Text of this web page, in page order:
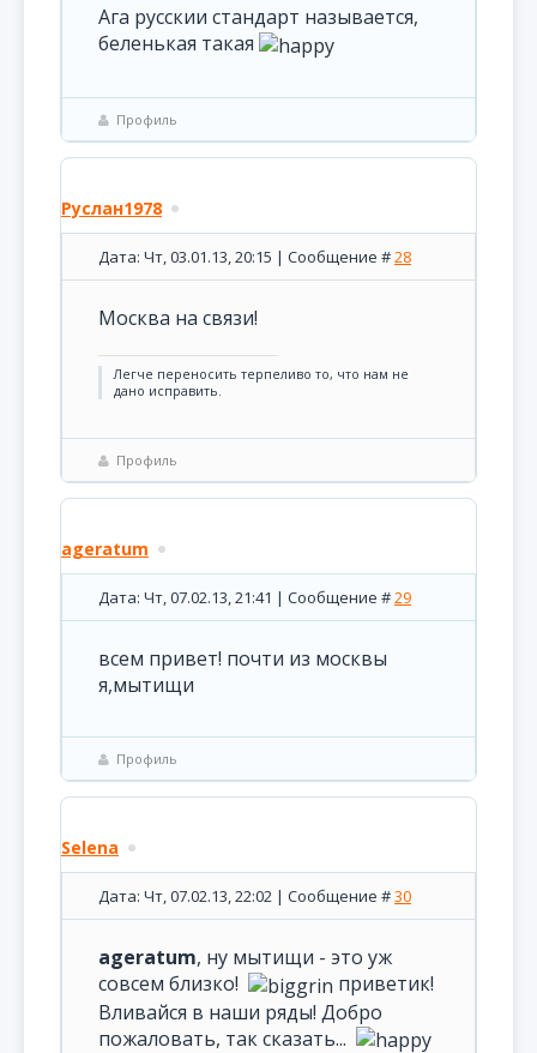
Ага русскии стандарт называется,
беленькая такая
Профиль
Руслан1978
Дата: Чт, 03.01.13, 20:15 | Сообщение #28
Москва на связи!
Легче переносить терпеливо то, что нам не
дано исправить.
Профиль
ageratum
Дата: Чт, 07.02.13, 21:41 | Сообщение #29
всем привет! почти из москвы
я,мытищи
Профиль
Selena
Дата: Чт, 07.02.13, 22:02 | Сообщение #30
ageratum, ну мытищи - это уж
совсем близко!
приветик!
Вливайся в наши ряды! Добро
пожаловать, так сказать...